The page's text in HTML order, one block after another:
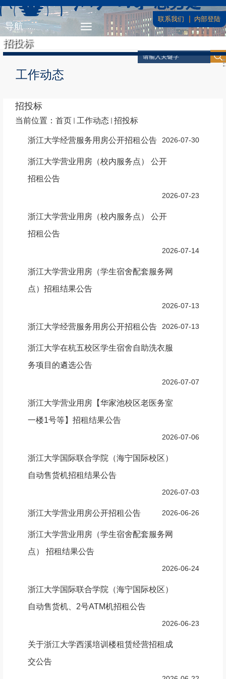
联系我们 内部登陆
导航
招投标
工作动态
招投标
当前位置： 首页 工作动态 招投标
浙江大学经营服务用房公开招租公告 2026-07-30
浙江大学营业用房（校内服务点） 公开
招租公告
2026-07-23
浙江大学营业用房（校内服务点） 公开
招租公告
2026-07-14
浙江大学营业用房（学生宿舍配套服务网
点）招租结果公告
2026-07-13
浙江大学经营服务用房公开招租公告 2026-07-13
浙江大学在杭五校区学生宿舍自助洗衣服
务项目的遴选公告
2026-07-07
浙江大学营业用房【华家池校区老医务室
一楼1号等】招租结果公告
2026-07-06
浙江大学国际联合学院（海宁国际校区）
自动售货机招租结果公告
2026-07-03
浙江大学营业用房公开招租公告 2026-06-26
浙江大学营业用房（学生宿舍配套服务网
点） 招租结果公告
2026-06-24
浙江大学国际联合学院（海宁国际校区）
自动售货机、2号ATM机招租公告
2026-06-23
关于浙江大学西溪培训楼租赁经营招租成
交公告